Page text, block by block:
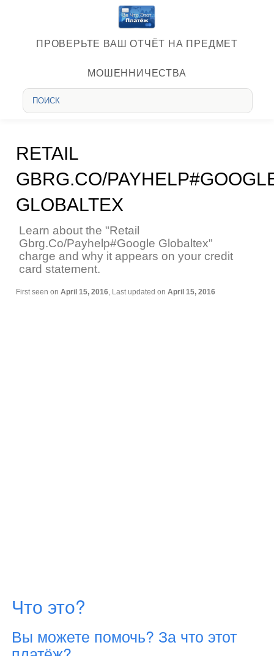
ПРОВЕРЬТЕ ВАШ ОТЧЁТ НА ПРЕДМЕТ
МОШЕННИЧЕСТВА
RETAIL
GBRG.CO/
GLOBALTEX
Learn about the "Retail
Gbrg.Co/Payhelp#Google Globaltex"
charge and why it appears on your credit
card statement.
First seen on April 15, 2016, Last updated on April 15, 2016
Что это?
Вы можете помочь? За что этот